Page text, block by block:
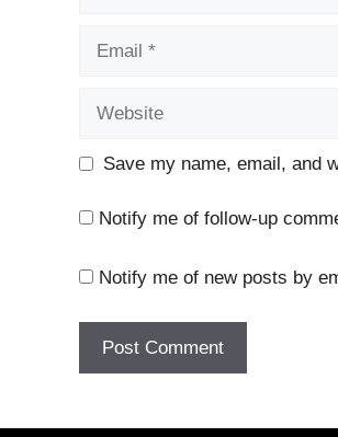
Save my name, email, and
Notify me of follow-up
Notify me of new posts by